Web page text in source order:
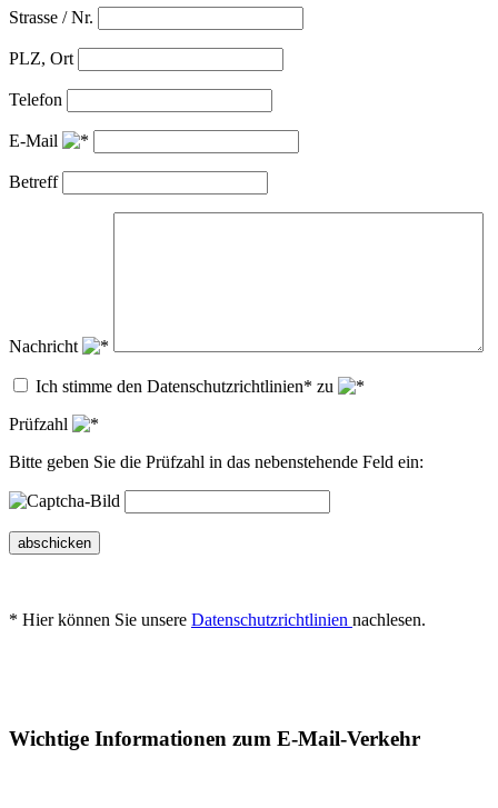
Strasse / Nr.
PLZ, Ort
Telefon
E-Mail
Betreff
Nachricht
Ich stimme den Datenschutzrichtlinien* zu
Prüfzahl
Bitte geben Sie die Prüfzahl in das nebenstehende Feld ein:
abschicken
* Hier können Sie unsere Datenschutzrichtlinien nachlesen.
Wichtige Informationen zum E-Mail-Verkehr